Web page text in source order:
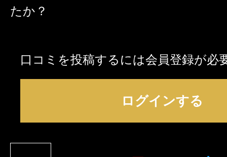
たか？
口コミを投稿するには会員登録が必
ログインする